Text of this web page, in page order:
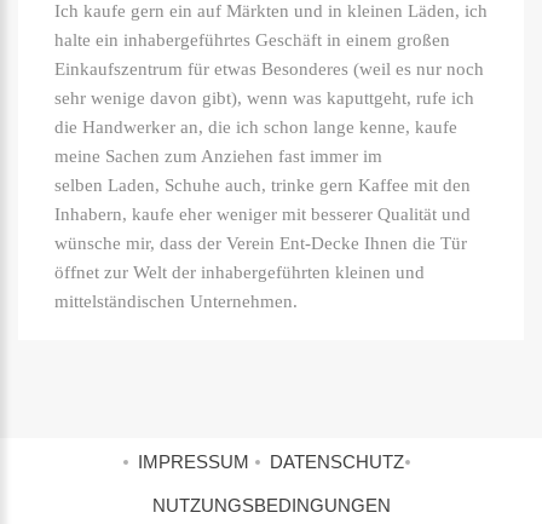
Ich kaufe gern ein auf Märkten und in kleinen Läden, ich
halte ein inhabergeführtes Geschäft in einem großen
Einkaufszentrum für etwas Besonderes (weil es nur noch
sehr wenige davon gibt), wenn was kaputtgeht, rufe ich
die Handwerker an, die ich schon lange kenne, kaufe
meine Sachen zum Anziehen fast immer im
selben Laden, Schuhe auch, trinke gern Kaffee mit den
Inhabern, kaufe eher weniger mit besserer Qualität und
wünsche mir, dass der Verein Ent-Decke Ihnen die Tür
öffnet zur Welt der inhabergeführten kleinen und
mittelständischen Unternehmen.
IMPRESSUM DATENSCHUTZ
NUTZUNGSBEDINGUNGEN